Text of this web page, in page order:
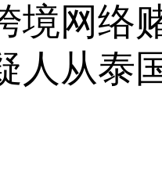
境网络
人从泰